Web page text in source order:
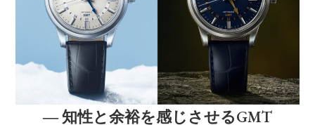
― 知性と余裕を感じさせるGMT